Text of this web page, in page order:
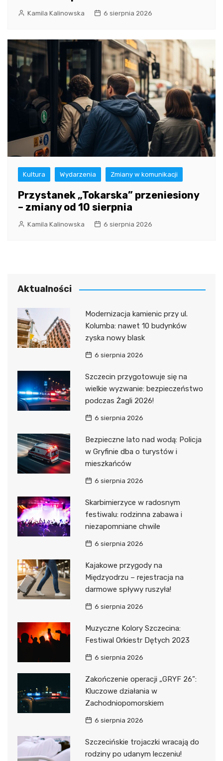
Kamila Kalinowska 6 sierpnia 2026
Kultura Wydarzenia Zmiany w komunikacji
Przystanek „Tokarska” przeniesiony
– zmiany od 10 sierpnia
Kamila Kalinowska 6 sierpnia 2026
Aktualności
Modernizacja kamienic przy ul.
Kolumba: nawet 10 budynków
zyska nowy blask
6 sierpnia 2026
Szczecin przygotowuje się na
wielkie wyzwanie: bezpieczeństwo
podczas Żagli 2026!
6 sierpnia 2026
Bezpieczne lato nad wodą: Policja
w Gryfinie dba o turystów i
mieszkańców
6 sierpnia 2026
Skarbimierzyce w radosnym
festiwalu: rodzinna zabawa i
niezapomniane chwile
6 sierpnia 2026
Kajakowe przygody na
Międzyodrzu – rejestracja na
darmowe spływy ruszyła!
6 sierpnia 2026
Muzyczne Kolory Szczecina:
Festiwal Orkiestr Dętych 2023
6 sierpnia 2026
Zakończenie operacji „GRYF 26”:
Kluczowe działania w
Zachodniopomorskiem
6 sierpnia 2026
Szczecińskie trojaczki wracają do
rodziny po udanym leczeniu!